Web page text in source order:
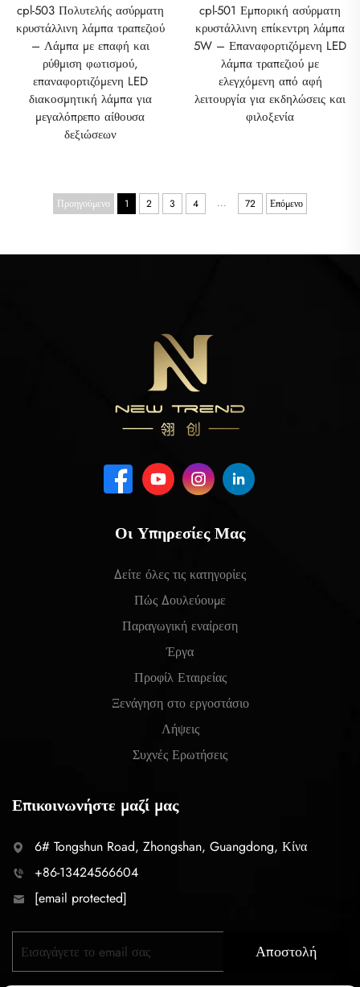
cpl-503 Πολυτελής ασύρματη
κρυστάλλινη λάμπα τραπεζιού
– Λάμπα με επαφή και
ρύθμιση φωτισμού,
επαναφορτιζόμενη LED
διακοσμητική λάμπα για
μεγαλόπρεπο αίθουσα
δεξιώσεων
cpl-501 Εμπορική ασύρματη
κρυστάλλινη επίκεντρη λάμπα
5W – Επαναφορτιζόμενη LED
λάμπα τραπεζιού με
ελεγχόμενη από αφή
λειτουργία για εκδηλώσεις και
φιλοξενία
Προηγούμενο 1 2 3 4 ... 72 Επόμενο
Οι Υπηρεσίες Μας
Δείτε όλες τις κατηγορίες
Πώς Δουλεύουμε
Παραγωγική εναίρεση
Έργα
Προφίλ Εταιρείας
Ξενάγηση στο εργοστάσιο
Λήψεις
Συχνές Ερωτήσεις
Επικοινωνήστε μαζί μας
6# Tongshun Road, Zhongshan, Guangdong, Κίνα
+86-13424566604
[email protected]
Αποστολή